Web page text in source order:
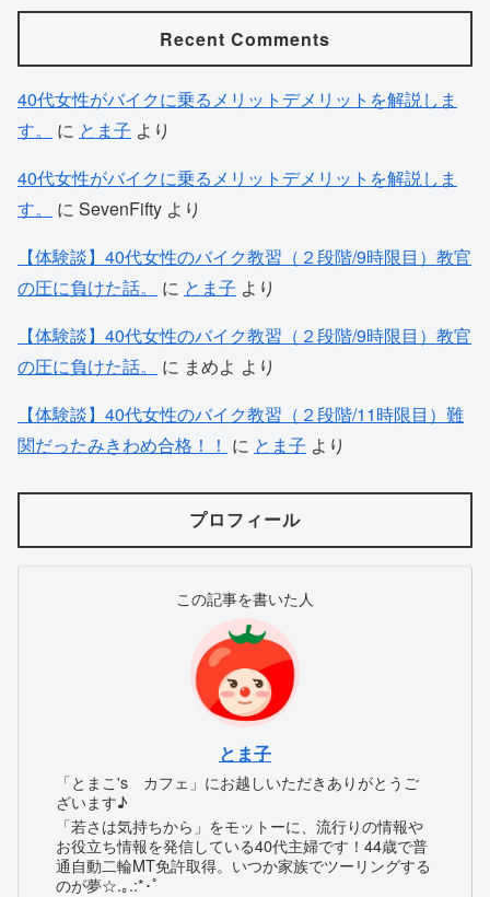
Recent Comments
40代女性がバイクに乗るメリットデメリットを解説しま
す。
に とま子 より
40代女性がバイクに乗るメリットデメリットを解説しま
す。
に SevenFifty より
【体験談】40代女性のバイク教習（２段階/9時限目）教官
の圧に負けた話。
に とま子 より
【体験談】40代女性のバイク教習（２段階/9時限目）教官
の圧に負けた話。
に まめよ より
【体験談】40代女性のバイク教習（２段階/11時限目）難
関だったみきわめ合格！！ に とま子 より
プロフィール
この記事を書いた人
とま子
「とまこ's カフェ」にお越しいただきありがとうご
ざいます♪
「若さは気持ちから」をモットーに、流行りの情報や
お役立ち情報を発信している40代主婦です！44歳で普
通自動二輪MT免許取得。いつか家族でツーリングする
のが夢☆.｡.:*･ﾟ